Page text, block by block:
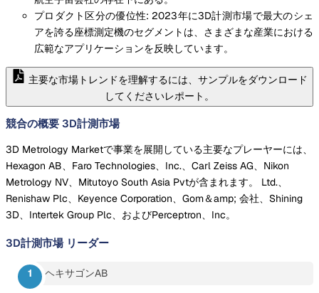
プロダクト区分の優位性: 2023年に3D計測市場で最大のシェ
アを誇る座標測定機のセグメントは、さまざまな産業における
広範なアプリケーションを反映しています。
主要な市場トレンドを理解するには、サンプルをダウンロード
してくださいレポート。
競合の概要 3D計測市場
3D Metrology Marketで事業を展開している主要なプレーヤーには、
Hexagon AB、Faro Technologies、Inc.、Carl Zeiss AG、Nikon
Metrology NV、Mitutoyo South Asia Pvtが含まれます。 Ltd.、
Renishaw Plc、Keyence Corporation、Gom＆amp; 会社、Shining
3D、Intertek Group Plc、およびPerceptron、Inc。
3D計測市場 リーダー
ヘキサゴンAB